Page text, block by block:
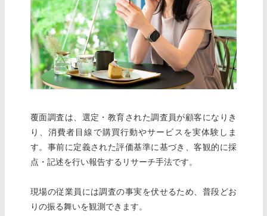
覆面調査は、選定・教育された調査員が顧客になりき
り、消費者目線で購買行動やサービスを実体験しま
す。事前に定義された評価基準に基づき、客観的に採
点・記述を行い報告するリサーチ手法です。
現場の従業員には調査の事実を伏せるため、普段どお
りの振る舞いを観測できます。